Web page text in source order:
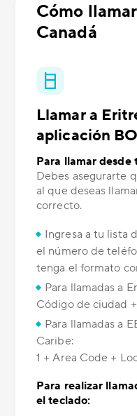
Cómo
Canadá
Llamar a
aplicación
Para llamar desde
Debes asegurarte
al que deseas
correcto.
Ingresa a tu lista
el número de
tenga el formato
Para llamadas a
Código de ciudad
Para llamadas a
Caribe:
1 + Area Code +
Para realizar
el teclado: